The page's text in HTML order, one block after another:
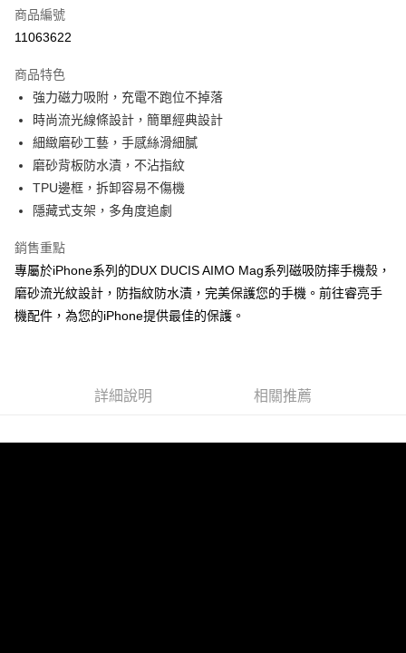
超商取貨付款
Apple Pay
街口支付
悠遊付
ATM付款
全家取貨付款
每筆NT$65，滿NT$690(含以上)免運費
付款後全家取貨
付款後7-11取貨
商品編號
11063622
商品特色
強力磁力吸附，充電不跑位不掉落
時尚流光線條設計，簡單經典設計
細緻磨砂工藝，手感絲滑細膩
磨砂背板防水漬，不沾指紋
TPU邊框，拆卸容易不傷機
隱藏式支架，多角度追劇
銷售重點
專屬於iPhone系列的DUX DUCIS AIMO Mag系列磁吸防摔手機殼，
磨砂流光紋設計，防指紋防水漬，完美保護您的手機。前往睿亮手
機配件，為您的iPhone提供最佳的保護。
詳細說明 相關推薦